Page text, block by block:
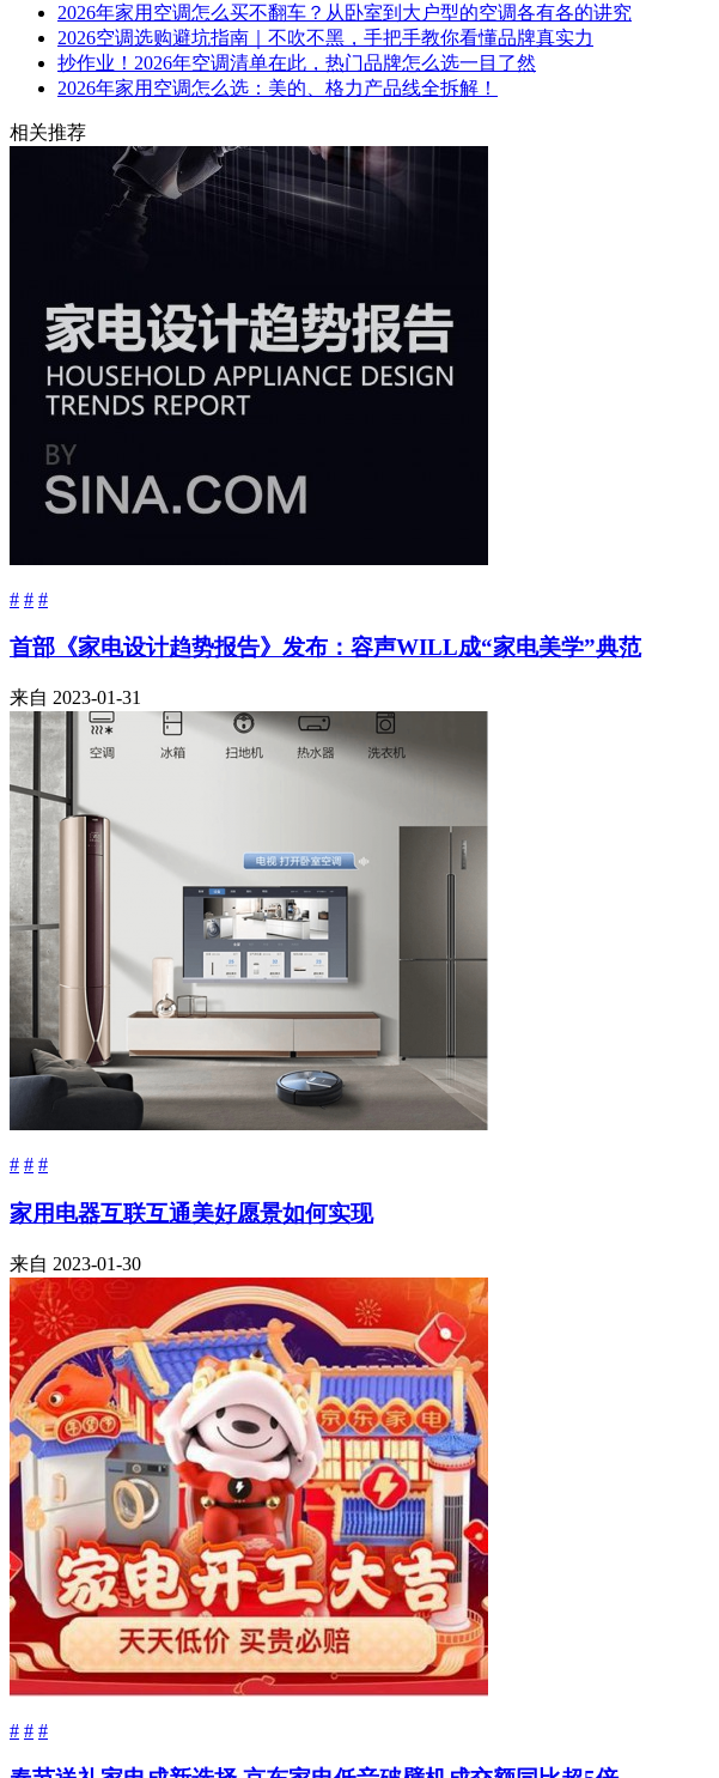
2026年家用空调怎么买不翻车？从卧室到大户型的空调各有各的讲究
2026空调选购避坑指南｜不吹不黑，手把手教你看懂品牌真实力
抄作业！2026年空调清单在此，热门品牌怎么选一目了然
2026年家用空调怎么选：美的、格力产品线全拆解！
相关推荐
# # #
首部《家电设计趋势报告》发布：容声WILL成“家电美学”典范
来自 2023-01-31
# # #
家用电器互联互通美好愿景如何实现
来自 2023-01-30
# # #